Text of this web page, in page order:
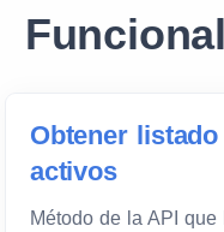
Obtener
activos
Método de la API